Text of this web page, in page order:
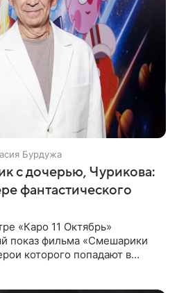
Бурдужа
с дочерью, Чурикова:
фантастического
«Каро 11 Октябрь»
показ фильма «Смешарики
которого попадают в